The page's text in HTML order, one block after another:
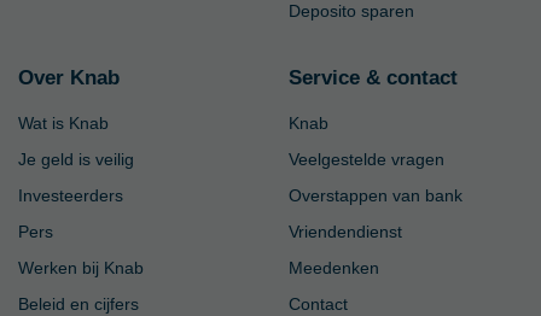
Deposito sparen
Over Knab
Wat is Knab
Je geld is veilig
Investeerders
Pers
Werken bij Knab
Beleid en cijfers
Service & contact
Knab
Veelgestelde vragen
Overstappen van bank
Vriendendienst
Meedenken
Contact